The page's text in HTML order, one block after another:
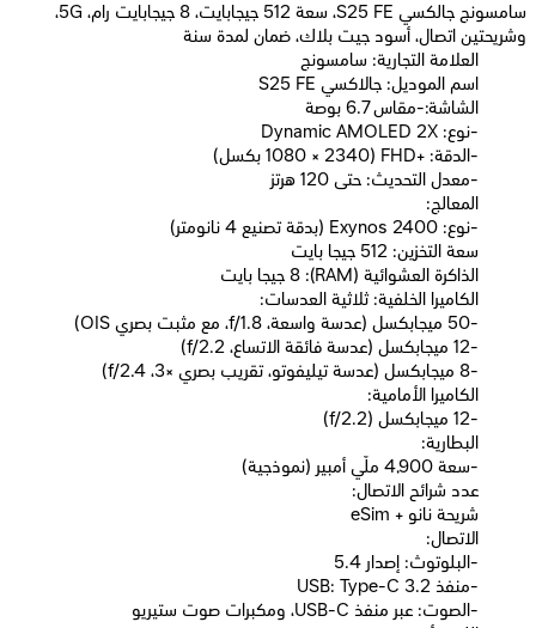
سامسونج جالكسي S25 FE، سعة 512 جيجابايت، 8 جيجابايت رام، 5G،
وشريحتين اتصال، أسود جيت بلاك، ضمان لمدة سنة
العلامة التجارية: سامسونج
اسم الموديل: جالاكسي S25 FE
الشاشة:-مقاس 6.7 بوصة
-نوع: Dynamic AMOLED 2X
-الدقة: +FHD (1080 × 2340 بكسل)
-معدل التحديث: حتى 120 هرتز
المعالج:
-نوع: Exynos 2400 (بدقة تصنيع 4 نانومتر)
سعة التخزين: 512 جيجا بايت
الذاكرة العشوائية (RAM): 8 جيجا بايت
الكاميرا الخلفية: ثلاثية العدسات:
-50 ميجابكسل (عدسة واسعة، f/1.8، مع مثبت بصري OIS)
-12 ميجابكسل (عدسة فائقة الاتساع، f/2.2)
-8 ميجابكسل (عدسة تيليفوتو، تقريب بصري ×3، f/2.4)
الكاميرا الأمامية:
-12 ميجابكسل (f/2.2)
البطارية:
-سعة 4,900 ملّي أمبير (نموذجية)
عدد شرائح الاتصال:
شريحة نانو + eSim
الاتصال:
-البلوتوث: إصدار 5.4
-منفذ USB: Type-C 3.2
-الصوت: عبر منفذ USB-C، ومكبرات صوت ستيريو